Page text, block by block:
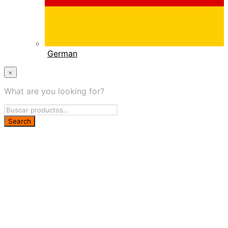
German
×
What are you looking for?